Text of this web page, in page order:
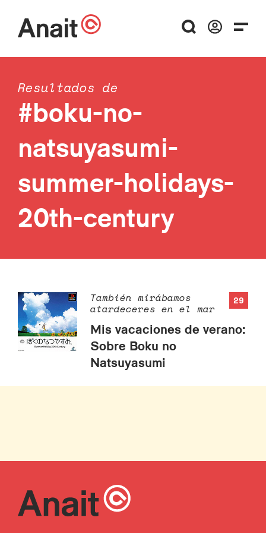
Resultados de
#boku-no-
natsuyasumi-
summer-holidays-
20th-century
29
También mirábamos
atardeceres en el mar
Mis vacaciones de verano:
Sobre Boku no
Natsuyasumi